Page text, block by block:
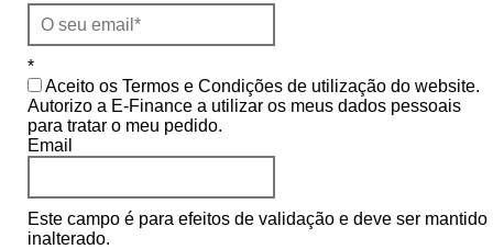
*
Aceito os Termos e Condições de utilização do website.
Autorizo a E-Finance a utilizar os meus dados pessoais
para tratar o meu pedido.
Email
Este campo é para efeitos de validação e deve ser mantido
inalterado.